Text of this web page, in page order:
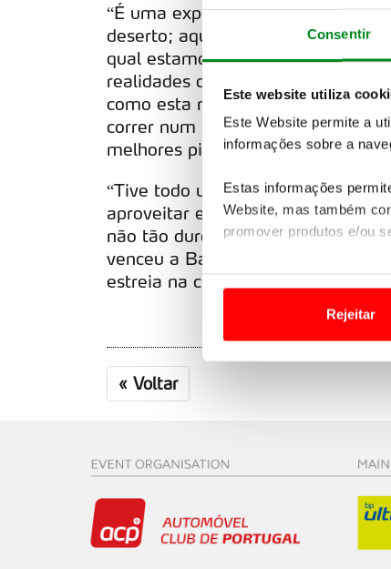
Consentir
Este website utiliza
Este Website permite a
informações sobre a
Estas informações
Website, mas também
promover produtos e/ou
Usamos cookies para
funcionalidades de redes
O ACP garantirá que as
consentimento e quando
Realçamos que o
Rejeitar
“É uma experiência diferente da
deserto; aqui temos as pistas
qual estamos familiarizados.
realidades completamente
como esta no Campeonato do
correr num Rally-Raid em
melhores pilotos do mundo”,
“Tive todo um ano de trabalho
aproveitar esse ritmo para a
não tão duro. Sinto-me bem
venceu a Baja Portalegre 500 nas
estreia na clássica alentejana.
« Voltar